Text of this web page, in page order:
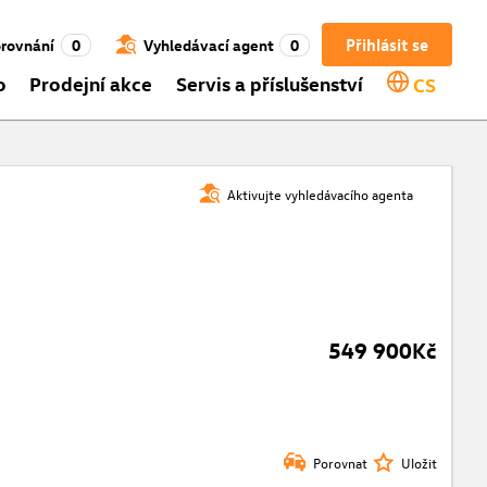
Přihlásit se
0 Vyhledávací agent 0
Prodejní akce Servis a příslušenství CS
Aktivujte vyhledávacího agenta
549 900Kč
Porovnat Uložit